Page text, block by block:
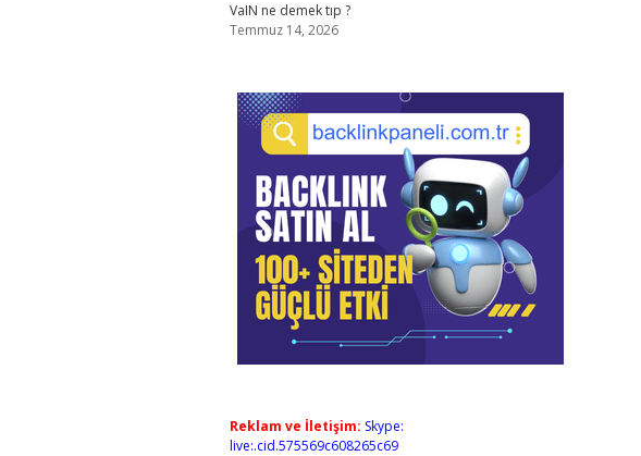
VaIN ne demek tıp ?
Temmuz 14, 2026
Reklam ve İletişim: Skype:
live:.cid.575569c608265c69